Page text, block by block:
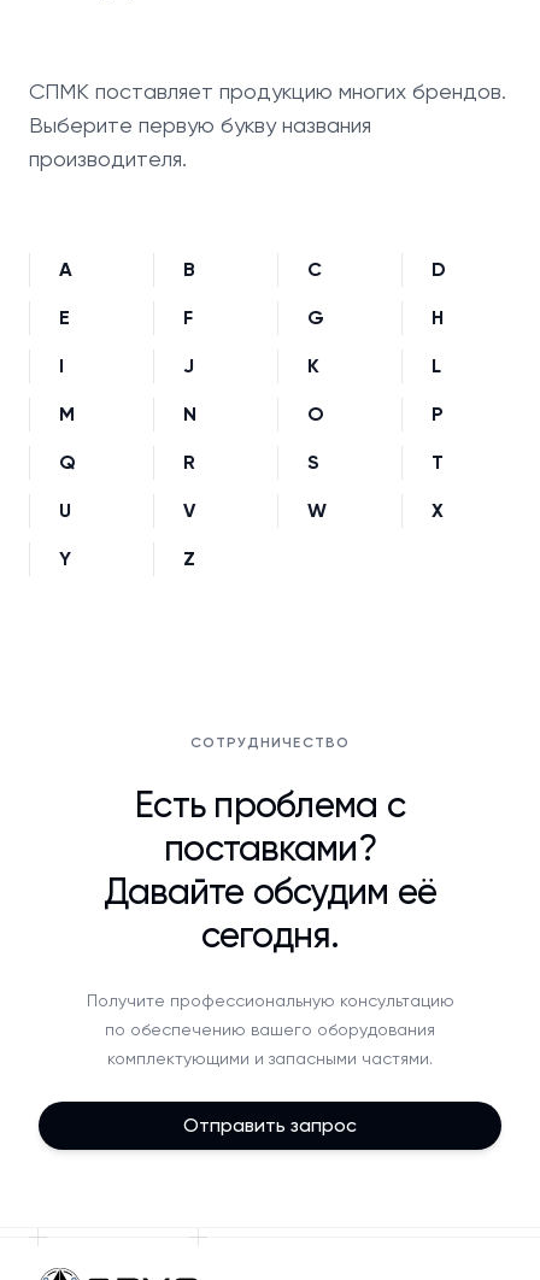
СПМК поставляет продукцию многих брендов.
Выберите первую букву названия
производителя.
A B C D
E F G H
I J K L
M N O P
Q R S T
U V W X
Y Z
СОТРУДНИЧЕСТВО
Есть проблема с
поставками?
Давайте обсудим её
сегодня.
Получите профессиональную консультацию
по обеспечению вашего оборудования
комплектующими и запасными частями.
Отправить запрос